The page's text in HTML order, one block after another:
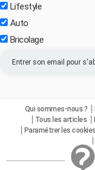
Lifestyle
Auto
Bricolage
Qui sommes-nous ?
Tous les articles
Paramétrer les cookies